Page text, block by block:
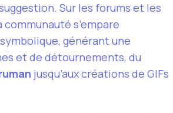
Sur les forums et les
communauté s’empare
générant une
et de détournements, du
jusqu’aux créations de GIFs